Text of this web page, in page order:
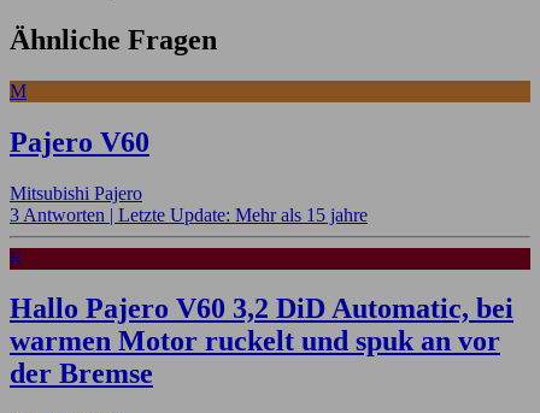
Ähnliche Fragen
M
Pajero V60
Mitsubishi Pajero
3 Antworten | Letzte Update: Mehr als 15 jahre
R
Hallo Pajero V60 3,2 DiD Automatic, bei
warmen Motor ruckelt und spuk an vor
der Bremse